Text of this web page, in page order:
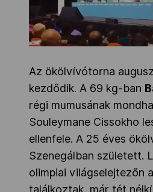
Az ökölvívótorna
kezdődik. A 69 kg-ban
régi mumusának
Souleymane Cissokho
ellenfele. A 25 éves
Szenegálban született.
olimpiai világselejtezőn
találkoztak, már tét